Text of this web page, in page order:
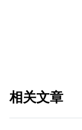
相关文章